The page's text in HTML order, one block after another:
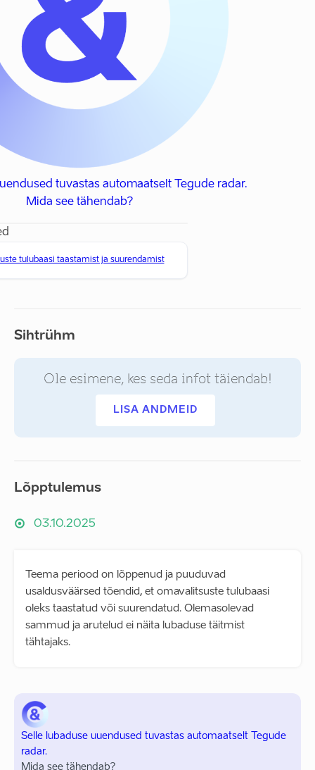
tuvastas automaatselt Tegude radar.
Mida see tähendab?
tulubaasi taastamist ja suurendamist
Sihtrühm
Ole esimene, kes seda infot täiendab!
LISA ANDMEID
Lõpptulemus
03.10.2025
Teema periood on lõppenud ja puuduvad
usaldusväärsed tõendid, et omavalitsuste tulubaasi
oleks taastatud või suurendatud. Olemasolevad
sammud ja arutelud ei näita lubaduse täitmist
tähtajaks.
Selle lubaduse uuendused tuvastas automaatselt Tegude
radar.
Mida see tähendab?